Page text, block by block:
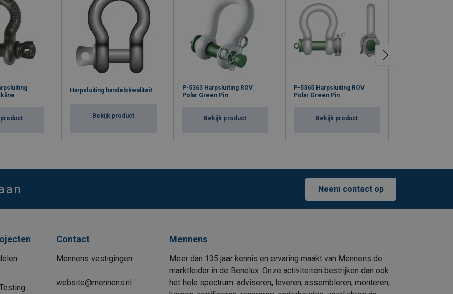
Harpsluiting handelskwaliteit
Bekijk product
P-5363 Harpsluiting ROV
Polar Green Pin
Bekijk product
P-5365 Harpsluiting ROV
Polar Green Pin
Bekijk product
Neem contact op
Contact
Mennens vestigingen
website@mennens.nl
Mennens
Meer dan 135 jaar kennis en ervaring maakt van Mennens de
marktleider in de Benelux. Onze activiteiten bestrijken dan ook
het hele spectrum: adviseren, leveren, assembleren, monteren,